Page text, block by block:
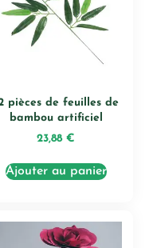
pièces de feuilles de
bambou artificiel
23,88 €
Ajouter au panier